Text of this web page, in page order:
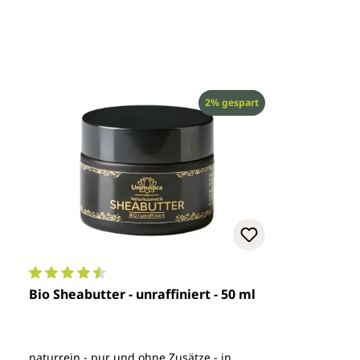
Rabatt
2% gespart
Durchschnittliche Bewertung von 4.4 von 5 Sternen
Bio Sheabutter - unraffiniert - 50 ml